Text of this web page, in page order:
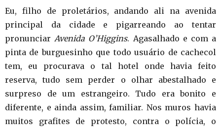
Eu, filho de proletários, andando ali na avenida
principal da cidade e pigarreando ao tentar
pronunciarAvenida O’Higgins. Agasalhado e com a
pinta de burguesinho que todo usuário de cachecol
tem, eu procurava o tal hotel onde havia feito
reserva, tudo sem perder o olhar abestalhado e
surpreso de um estrangeiro. Tudo era bonito e
diferente, e ainda assim, familiar. Nos muros havia
muitos grafites de protesto, contra o polícia, o